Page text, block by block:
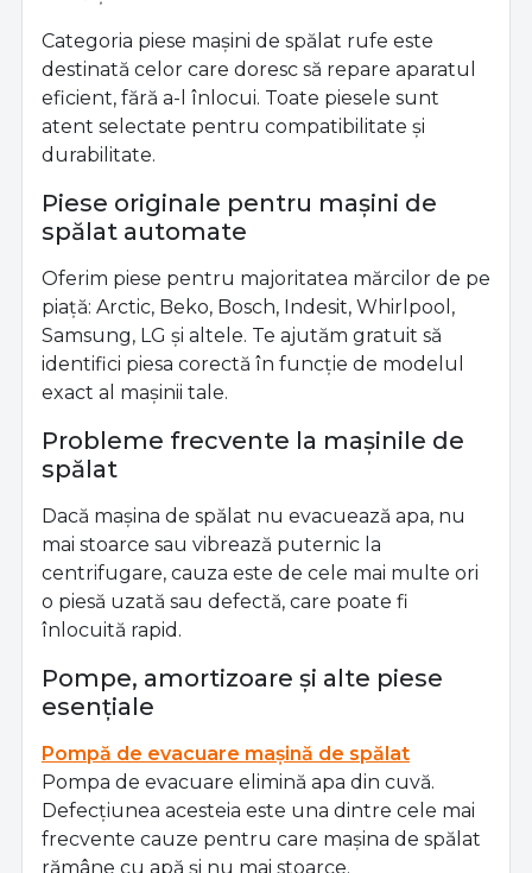
Categoria piese mașini de spălat rufe este
destinată celor care doresc să repare aparatul
eficient, fără a-l înlocui. Toate piesele sunt
atent selectate pentru compatibilitate și
durabilitate.
Piese originale pentru mașini de
spălat automate
Oferim piese pentru majoritatea mărcilor de pe
piață: Arctic, Beko, Bosch, Indesit, Whirlpool,
Samsung, LG și altele. Te ajutăm gratuit să
identifici piesa corectă în funcție de modelul
exact al mașinii tale.
Probleme frecvente la mașinile de
spălat
Dacă mașina de spălat nu evacuează apa, nu
mai stoarce sau vibrează puternic la
centrifugare, cauza este de cele mai multe ori
o piesă uzată sau defectă, care poate fi
înlocuită rapid.
Pompe, amortizoare și alte piese
esențiale
Pompă de evacuare mașină de spălat
Pompa de evacuare elimină apa din cuvă.
Defecțiunea acesteia este una dintre cele mai
frecvente cauze pentru care mașina de spălat
rămâne cu apă și nu mai stoarce.